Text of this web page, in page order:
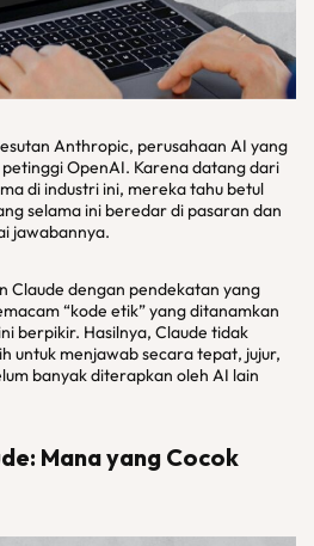
Anthropic, perusahaan AI yang
OpenAI. Karena datang dari
di industri ini, mereka tahu betul
selama ini beredar di pasaran dan
jawabannya.
Claude dengan pendekatan yang
“kode etik” yang ditanamkan
berpikir. Hasilnya, Claude tidak
untuk menjawab secara tepat, jujur,
banyak diterapkan oleh AI lain
Mana yang Cocok